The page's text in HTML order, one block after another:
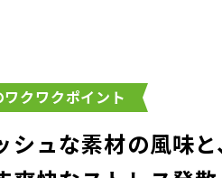
ワクワクポイント
シュな素材の風味